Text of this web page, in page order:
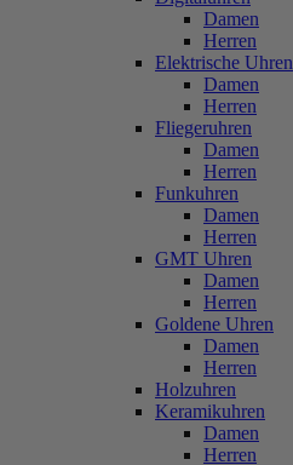
Damen
Herren
Elektrische Uhren
Damen
Herren
Fliegeruhren
Damen
Herren
Funkuhren
Damen
Herren
GMT Uhren
Damen
Herren
Goldene Uhren
Damen
Herren
Holzuhren
Keramikuhren
Damen
Herren